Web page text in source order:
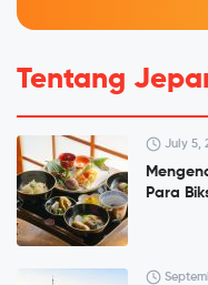
Tentang
July 5,
Para